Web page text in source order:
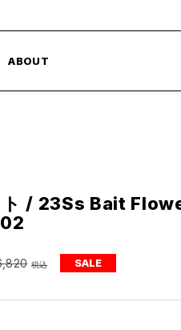
ABOUT
/ 23Ss Bait
SALE